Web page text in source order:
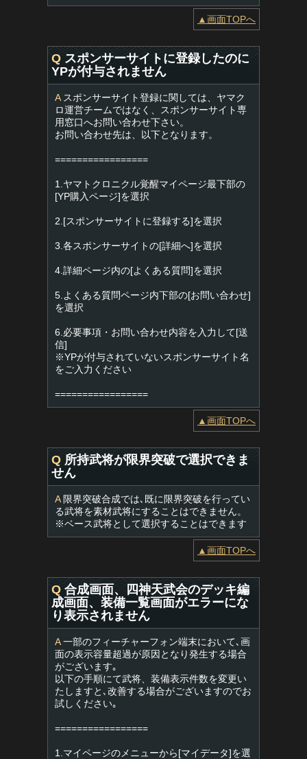
▲画面TOPへ
Q スポンサーサイトに登録したのに
YPが付与されません
Aスポンサーサイト登録に関しては、ヤマク
ロ運営チームではなく、スポンサーサイト専
用窓口へお問い合わせ下さい。
お問い合わせ先は、以下となります。
=================
1.ヤマトクロニクル覚醒マイページ最下部の
[YP購入ページ]を選択
2.[スポンサーサイトに登録する]を選択
3.各スポンサーサイトの[詳細へ]を選択
4.詳細ページ内の[よくある質問]を選択
5.よくある質問ページ内下部の[お問い合わせ]
を選択
6.必要事項・お問い合わせ内容を入力して[送
信]
※YPが付与されていないスポンサーサイト名
をご入力ください
=================
▲画面TOPへ
Q 所持武将が限界突破で選択できま
せん
A限界突破合成では､既に限界突破を行ってい
る武将を素材武将にすることはできません。
※ベース武将として選択することはできます
▲画面TOPへ
Q 合成画面、四神天武会のデッキ編
成画面、装備一覧画面がエラーにな
り表示されません
A一部のフィーチャーフォン端末において､画
面の表示容量超過が原因となり発生する場合
がございます｡
以下の手順にて武将、装備表示件数を変更い
たしますと､改善する場合がございますのでお
試しください｡
=================
1.マイページのメニューから[マイデータ]を選